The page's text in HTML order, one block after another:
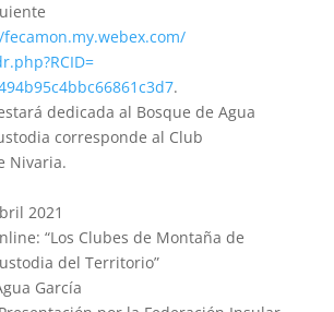
d7.
dedicada al Bosque de Agua
corresponde al Club
Nivaria.
2021
“Los Clubes de Montaña de
del Territorio”
García